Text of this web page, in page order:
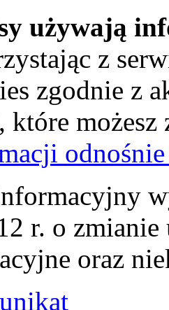
używają
z
zgodnie z
które
r. o zmianie
oraz